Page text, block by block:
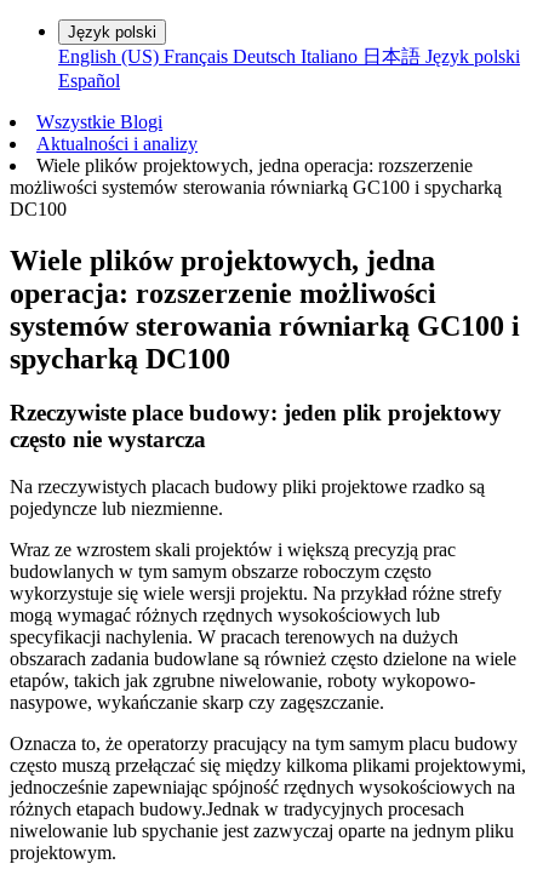
Język polski
English (US) Français Deutsch Italiano 日本語 Język polski
Español
Wszystkie Blogi
Aktualności i analizy
Wiele plików projektowych, jedna operacja: rozszerzenie
możliwości systemów sterowania równiarką GC100 i spycharką
DC100
Wiele plików projektowych, jedna
operacja: rozszerzenie możliwości
systemów sterowania równiarką GC100 i
spycharką DC100
Rzeczywiste place budowy: jeden plik projektowy
często nie wystarcza
Na rzeczywistych placach budowy pliki projektowe rzadko są
pojedyncze lub niezmienne.
Wraz ze wzrostem skali projektów i większą precyzją prac
budowlanych w tym samym obszarze roboczym często
wykorzystuje się wiele wersji projektu. Na przykład różne strefy
mogą wymagać różnych rzędnych wysokościowych lub
specyfikacji nachylenia. W pracach terenowych na dużych
obszarach zadania budowlane są również często dzielone na wiele
etapów, takich jak zgrubne niwelowanie, roboty wykopowo-
nasypowe, wykańczanie skarp czy zagęszczanie.
Oznacza to, że operatorzy pracujący na tym samym placu budowy
często muszą przełączać się między kilkoma plikami projektowymi,
jednocześnie zapewniając spójność rzędnych wysokościowych na
różnych etapach budowy.Jednak w tradycyjnych procesach
niwelowanie lub spychanie jest zazwyczaj oparte na jednym pliku
projektowym.